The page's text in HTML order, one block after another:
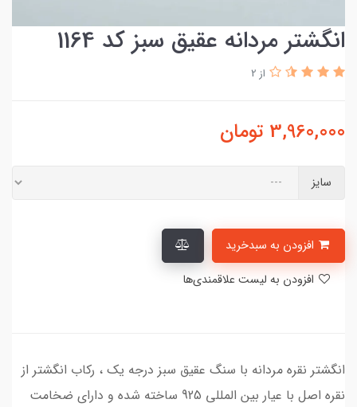
انگشتر مردانه عقیق سبز کد 1164
از 2
3,960,000 تومان
سایز
انگشتر نقره مردانه با سنگ عقیق سبز درجه یک ، رکاب انگشتر از
نقره اصل با عیار بین المللی 925 ساخته شده و دارای ضخامت